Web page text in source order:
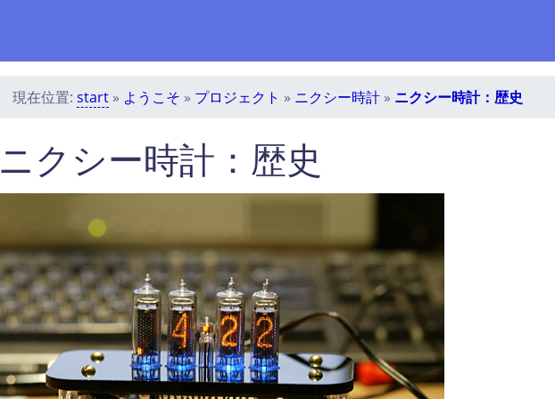
現在位置: start » ようこそ » プロジェクト » ニクシー時計 » ニクシー時計：歴史
ニクシー時計：歴史